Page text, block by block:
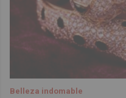
Belleza indomable